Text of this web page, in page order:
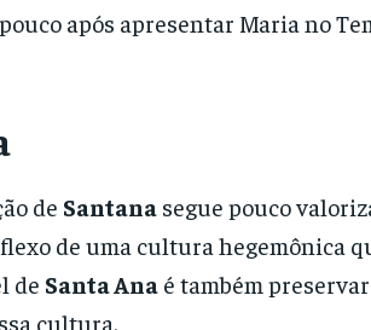
após apresentar Maria no
de Santana segue pouco
de uma cultura hegemônica
de Santa Ana é também
cultura.